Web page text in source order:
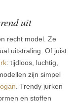
uit
recht model. Ze
uitstraling. Of juist
: tijdloos, luchtig,
zijn simpel
. Trendy jurken
en stoffen